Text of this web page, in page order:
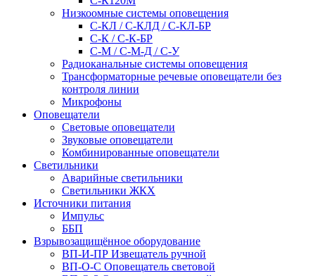
Низкоомные системы оповещения
С-КЛ / С-КЛД / C-КЛ-БР
С-К / С-К-БР
С-М / С-М-Д / С-У
Радиоканальные системы оповещения
Трансформаторные речевые оповещатели без
контроля линии
Микрофоны
Оповещатели
Световые оповещатели
Звуковые оповещатели
Комбинированные оповещатели
Светильники
Аварийные светильники
Светильники ЖКХ
Источники питания
Импульс
ББП
Взрывозащищённое оборудование
ВП-И-ПР Извещатель ручной
ВП-О-С Оповещатель световой